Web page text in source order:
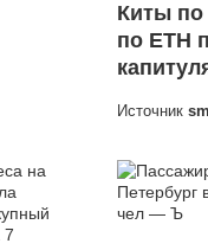
Киты по
по ETH
Источник